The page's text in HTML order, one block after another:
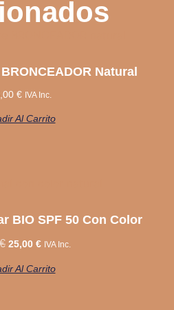
Natural
€ IVA Inc.
Al Carrito
BIO SPF 50 Con Color
€ 25,00 € IVA Inc.
Al Carrito